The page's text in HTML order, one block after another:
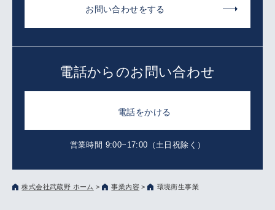
お問い合わせをする
電話からのお問い合わせ
電話をかける
営業時間 9:00~17:00（土日祝除く）
株式会社武蔵野 ホーム > 事業内容 > 環境衛生事業